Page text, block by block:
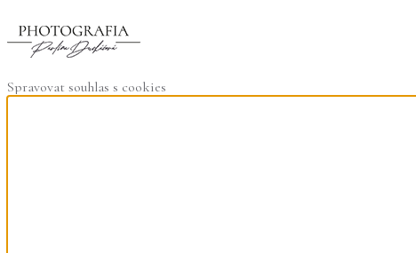
Spravovat souhlas s cookies